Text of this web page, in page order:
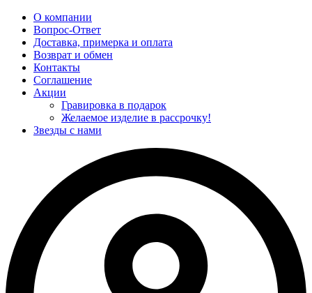
О компании
Вопрос-Ответ
Доставка, примерка и оплата
Возврат и обмен
Контакты
Соглашение
Акции
Гравировка в подарок
Желаемое изделие в рассрочку!
Звезды с нами